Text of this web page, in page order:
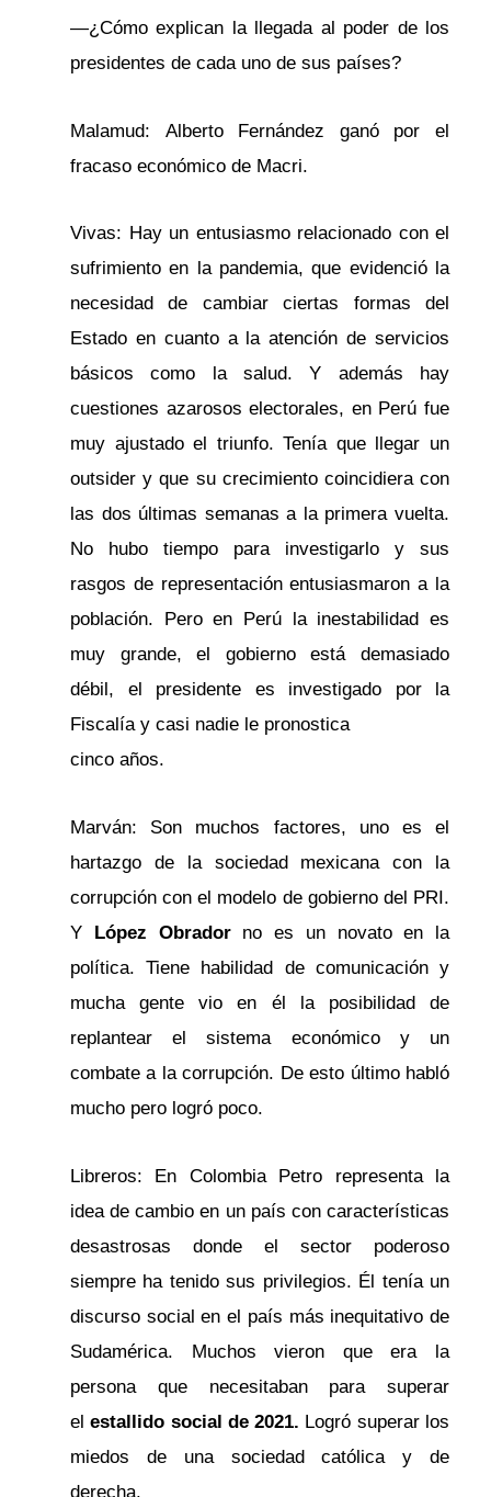
—¿Cómo explican la llegada al poder de los
presidentes de cada uno de sus países?
Malamud: Alberto Fernández ganó por el
fracaso económico de Macri.
Vivas: Hay un entusiasmo relacionado con el
sufrimiento en la pandemia, que evidenció la
necesidad de cambiar ciertas formas del
Estado en cuanto a la atención de servicios
básicos como la salud. Y además hay
cuestiones azarosos electorales, en Perú fue
muy ajustado el triunfo. Tenía que llegar un
outsider y que su crecimiento coincidiera con
las dos últimas semanas a la primera vuelta.
No hubo tiempo para investigarlo y sus
rasgos de representación entusiasmaron a la
población. Pero en Perú la inestabilidad es
muy grande, el gobierno está demasiado
débil, el presidente es investigado por la
Fiscalía y casi nadie le pronostica
cinco años.
Marván: Son muchos factores, uno es el
hartazgo de la sociedad mexicana con la
corrupción con el modelo de gobierno del PRI.
Y López Obrador no es un novato en la
política. Tiene habilidad de comunicación y
mucha gente vio en él la posibilidad de
replantear el sistema económico y un
combate a la corrupción. De esto último habló
mucho pero logró poco.
Libreros: En Colombia Petro representa la
idea de cambio en un país con características
desastrosas donde el sector poderoso
siempre ha tenido sus privilegios. Él tenía un
discurso social en el país más inequitativo de
Sudamérica. Muchos vieron que era la
persona que necesitaban para superar
elestallido social de 2021. Logró superar los
miedos de una sociedad católica y de
derecha.